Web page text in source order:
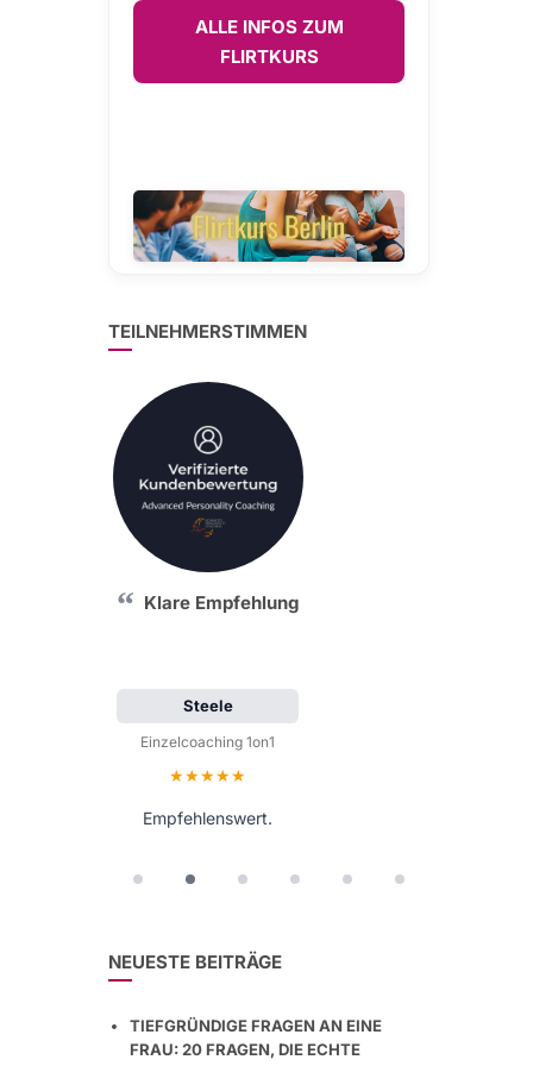
ALLE INFOS ZUM
FLIRTKURS
TEILNEHMERSTIMMEN
Klare Empfehlung
Steele
Einzelcoaching 1on1
Bewertung: 5 von 5 Sternen
Empfehlenswert.
NEUESTE BEITRÄGE
TIEFGRÜNDIGE FRAGEN AN EINE
FRAU: 20 FRAGEN, DIE ECHTE